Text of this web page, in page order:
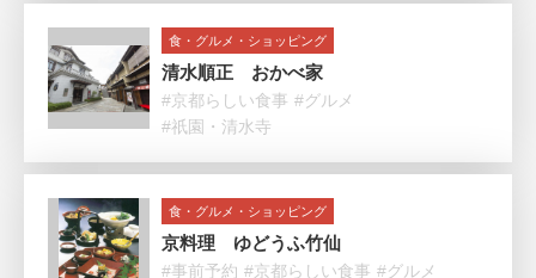
食・グルメ・ショッピング
清水順正 おかべ家
#京都らしい食事 #グルメ
#祇園・清水寺
食・グルメ・ショッピング
京料理 ゆどうふ竹仙
#事前予約 #京都らしい食事 #グルメ